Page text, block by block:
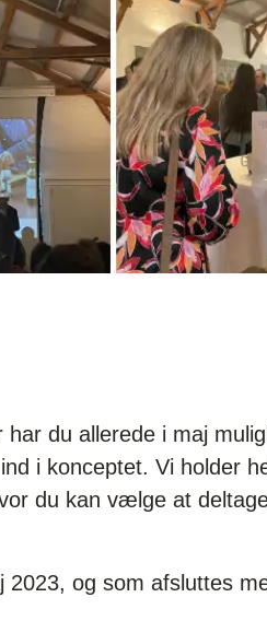
du allerede i maj
i konceptet. Vi holder
du kan vælge at
og som afsluttes